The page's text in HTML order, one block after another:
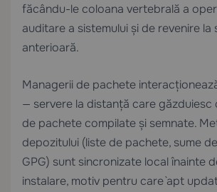
făcându-le coloana vertebrală a
auditare a sistemului și de revenire la
anterioară.
Managerii de pachete
— servere la distanță care
de pachete compilate și semnate.
depozitului (liste de pachete, sume
GPG) sunt sincronizate local înainte
instalare, motiv pentru care `apt